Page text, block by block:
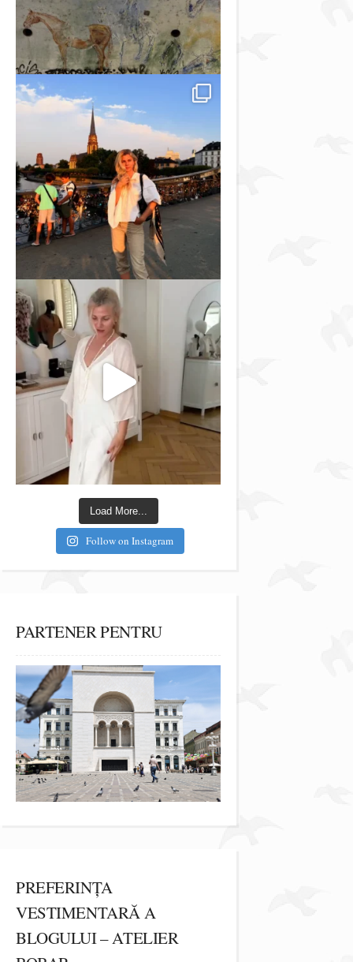
Load More...
Follow on Instagram
PARTENER PENTRU
PREFERINȚA
VESTIMENTARĂ A
BLOGULUI – ATELIER